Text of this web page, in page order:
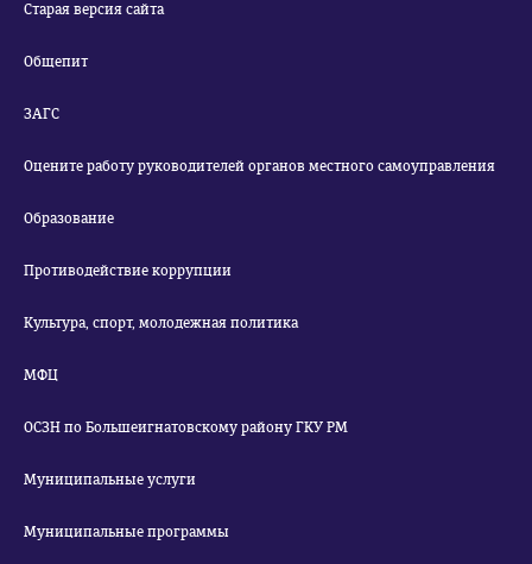
Старая версия сайта
Общепит
ЗАГС
Оцените работу руководителей органов местного самоуправления
Образование
Противодействие коррупции
Культура, спорт, молодежная политика
МФЦ
ОСЗН по Большеигнатовскому району ГКУ РМ
Муниципальные услуги
Муниципальные программы